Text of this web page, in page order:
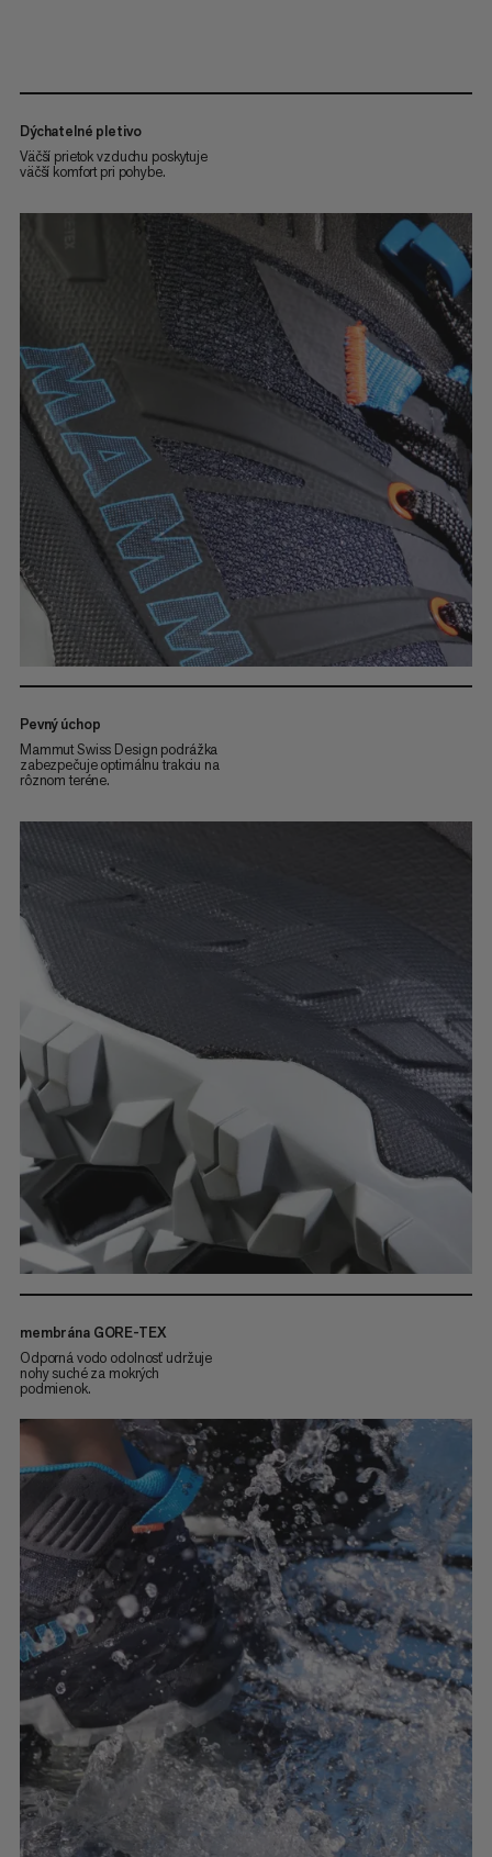
Dýchatelné pletivo
Väčší prietok vzduchu poskytuje
väčší komfort pri pohybe.
Pevný úchop
Mammut Swiss Design podrážka
zabezpečuje optimálnu trakciu na
rôznom teréne.
membrána GORE-TEX
Odporná vodo odolnosť udržuje
nohy suché za mokrých
podmienok.